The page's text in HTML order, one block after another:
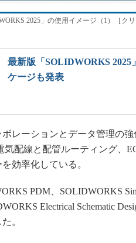
2025」の使用イメージ（1）［ク
最新版「SOLIDWORKS 2025
ケージも発表
レーションとデータ管理の強
気配線と配管ルーティング、
効率化している。
PDM、SOLIDWORKS
Electrical Schematic
。